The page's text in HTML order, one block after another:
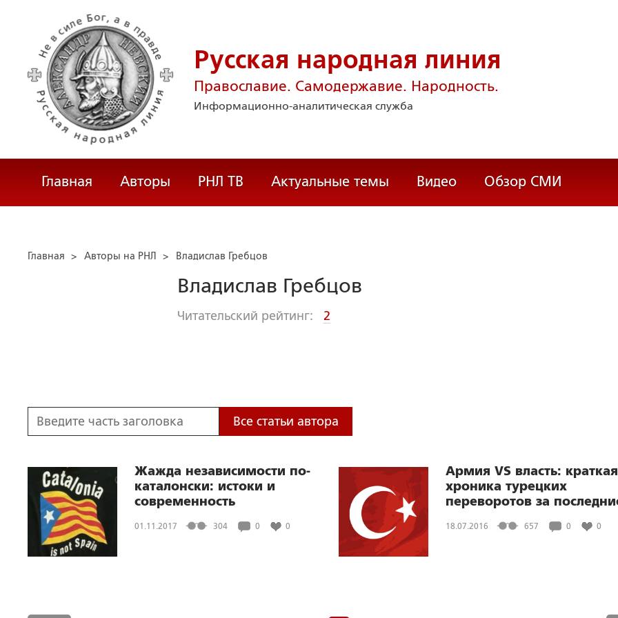
Русская народная линия
Православие. Самодержавие. Народность.
Информационно-аналитическая служба
Главная Авторы РНЛ ТВ Актуальные темы Видео Обзор СМИ
Главная > Авторы на РНЛ > Владислав Гребцов
Владислав Гребцов
Читательский рейтинг: 2
Все статьи автора
Жажда независимости по-
каталонски: истоки и
современность
01.11.2017 304 0 0
Армия VS власть: краткая
хроника турецких
переворотов за
18.07.2016 657 0 0